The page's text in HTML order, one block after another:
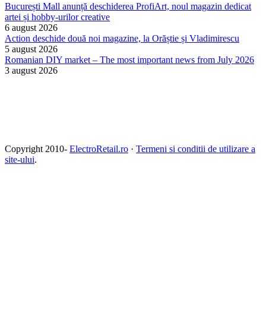
București Mall anunță deschiderea ProfiArt, noul magazin dedicat
artei și hobby-urilor creative
6 august 2026
Action deschide două noi magazine, la Orăștie și Vladimirescu
5 august 2026
Romanian DIY market – The most important news from July 2026
3 august 2026
Copyright 2010- ElectroRetail.ro · Termeni si conditii de utilizare a
site-ului.